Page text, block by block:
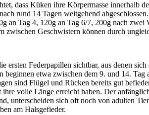
dass Küken ihre Körpermasse innerhalb
rund 14 Tagen weitgehend
an Tag 4, 120g an Tag 6/7, 200g nach zwei
Geschwistern können durch
Federpapillen sichtbar, aus denen
etwa zwischen dem 9. und 14. Tag
sind Flügel und Rücken bereits gut
volle Länge erreicht haben. Der
unterscheiden sich oft noch von adulten
am Halsgefieder.